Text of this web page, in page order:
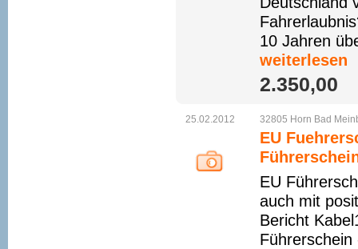
10 Jahren
weiterlesen
2.350,00 
25.02.2012 32805 Horn Bad
EU
EU
auch mit
Bericht